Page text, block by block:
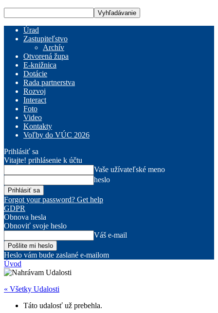
Úrad
Zastupiteľstvo
Archív
Otvorená župa
E-knižnica
Dotácie
Rada partnerstva
Rozvoj
Interact
Foto
Video
Kontakty
Voľby do VÚC 2026
Prihlásiť sa
Vitajte! prihlásenie k účtu
Vaše užívateľské meno
heslo
Forgot your password? Get help
GDPR
Obnova hesla
Obnoviť svoje heslo
Váš e-mail
Heslo vám bude zaslané e-mailom
Úvod
« Všetky Udalosti
Táto udalosť už prebehla.